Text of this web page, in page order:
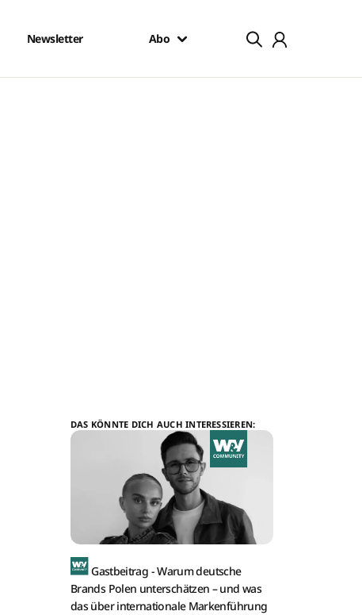
Newsletter Abo
DAS KÖNNTE DICH AUCH INTERESSIEREN:
Gastbeitrag -Warum deutsche
Brands Polen unterschätzen – und was
das über internationale Markenführung